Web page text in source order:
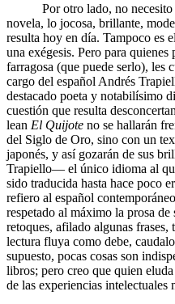
Por otro lado, no necesito
novela, lo jocosa, brillante,
resulta hoy en día. Tampoco es
una exégesis. Pero para quienes
farragosa (que puede serlo), les
cargo del español Andrés
destacado poeta y notabilísimo
cuestión que resulta
lean El Quijote no se hallarán
del Siglo de Oro, sino con un
japonés, y así gozarán de sus
Trapiello— el único idioma al
sido traducida hasta hace poco
refiero al español
respetado al máximo la prosa
retoques, afilado algunas frases,
lectura fluya como debe,
supuesto, pocas cosas son
libros; pero creo que quien eluda
de las experiencias intelectuales